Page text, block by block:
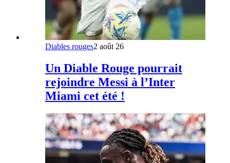
Diables rouges2 août 26
Un Diable Rouge pourrait
rejoindre Messi à l’Inter
Miami cet été !